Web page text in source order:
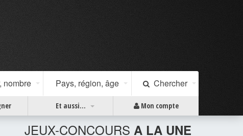
nombre Pays, région, âge Chercher
Et aussi... Mon compte
JEUX-CONCOURS A LA UNE